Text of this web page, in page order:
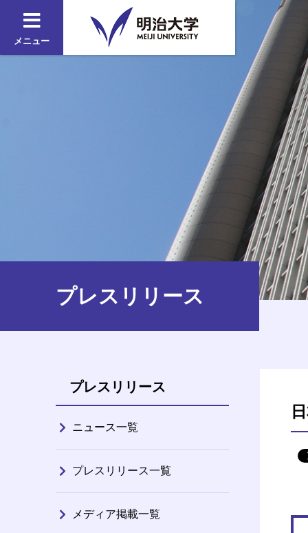
メニュー
プレスリリース
プレスリリース
ニュース一覧
プレスリリース一覧
メディア掲載一覧